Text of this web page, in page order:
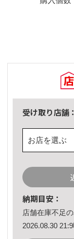
受け取り店舗：
お店を選ぶ
納期目安：
店舗在庫不足
2026.08.30